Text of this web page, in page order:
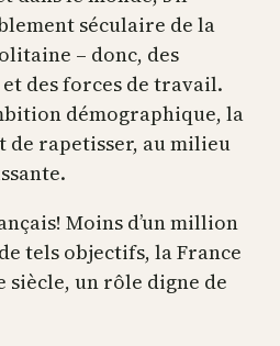
séculaire de la
– donc, des
des forces de travail.
démographique, la
rapetisser, au milieu
Moins d’un million
tels objectifs, la France
siècle, un rôle digne de